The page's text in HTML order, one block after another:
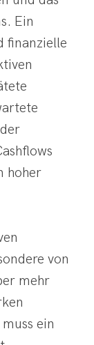
Ein
finanzielle
hoher
von
mehr
ein